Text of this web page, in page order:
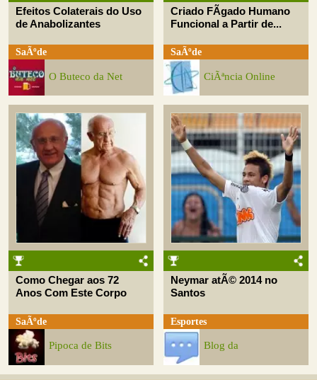
Efeitos Colaterais do Uso
de Anabolizantes
SaÃºde
O Buteco da Net
Criado FÃ­gado Humano
Funcional a Partir de...
SaÃºde
CiÃªncia Online
Como Chegar aos 72
Anos Com Este Corpo
SaÃºde
Pipoca de Bits
Neymar atÃ© 2014 no
Santos
Esportes
Blog da